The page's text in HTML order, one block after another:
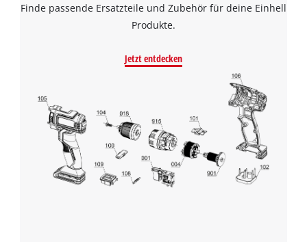
Finde passende Ersatzteile und Zubehör für deine Einhell
Produkte.
Jetzt entdecken